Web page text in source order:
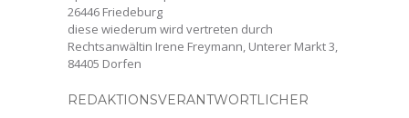
26446 Friedeburg
diese wiederum wird vertreten durch
Rechtsanwältin Irene Freymann, Unterer Markt 3,
84405 Dorfen
REDAKTIONSVERANTWORTLICHER